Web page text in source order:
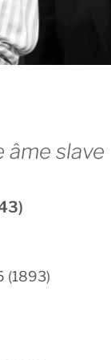
âme slave
(1893)